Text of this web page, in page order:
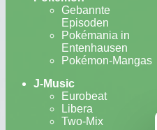
Gebannte
Episoden
Pokémania in
Entenhausen
Pokémon-Mangas
J-Music
Eurobeat
Libera
Two-Mix